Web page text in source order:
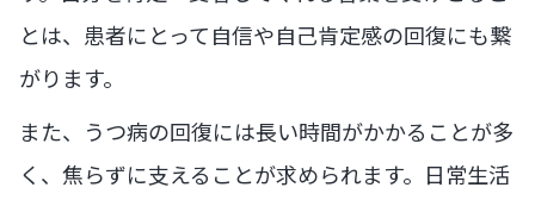
とは、患者にとって自信や自己肯定感の回復にも繋
がります。
また、うつ病の回復には長い時間がかかることが多
く、焦らずに支えることが求められます。日常生活